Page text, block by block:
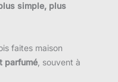
simple, plus
faites maison
parfumé , souvent à